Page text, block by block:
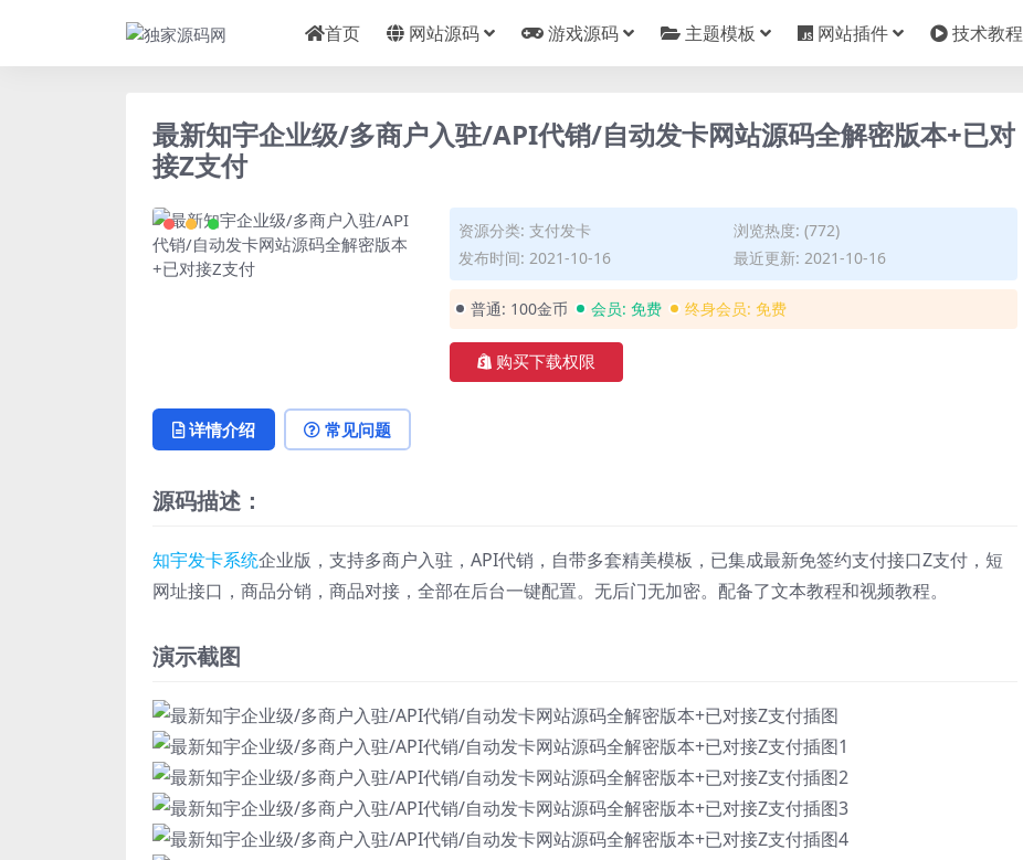
首页 网站源码 游戏源码 主题模板 网站插件 技术教程
最新知宇企业级/多商户入驻/API代销/自动发卡网站源码全解密版本+已对
接Z支付
资源分类: 支付发卡
浏览热度: (772)
发布时间: 2021-10-16
最近更新: 2021-10-16
普通: 100金币 会员: 免费 终身会员: 免费
购买下载权限
详情介绍 常见问题
源码描述：
知宇发卡系统企业版，支持多商户入驻，API代销，自带多套精美模板，已集成最新免签约支付接口Z支付，短
网址接口，商品分销，商品对接，全部在后台一键配置。无后门无加密。配备了文本教程和视频教程。
演示截图